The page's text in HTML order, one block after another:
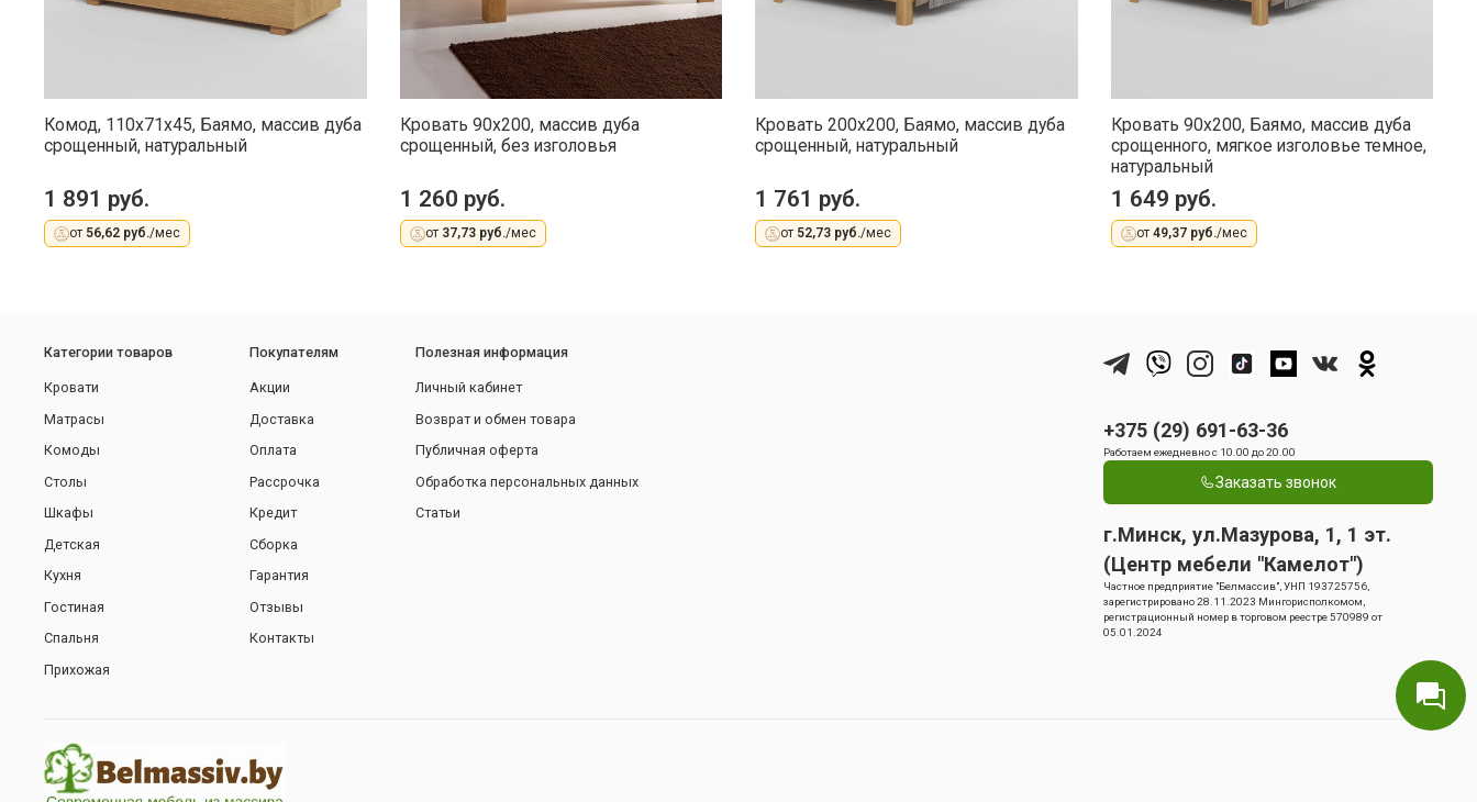
Комод, 110x71x45, Баямо, массив дуба
срощенный, натуральный
1 891 руб.
от 56,62 руб./мес
Кровать 90x200, массив дуба
срощенный, без изголовья
1 260 руб.
от 37,73 руб./мес
Кровать 200x200, Баямо, массив дуба
срощенный, натуральный
1 761 руб.
от 52,73 руб./мес
Кровать 90x200, Баямо, массив дуба
срощенного, мягкое изголовье темное,
натуральный
1 649 руб.
от 49,37 руб./мес
Категории товаров
Кровати
Матрасы
Комоды
Столы
Шкафы
Детская
Кухня
Гостиная
Спальня
Прихожая
Покупателям
Акции
Доставка
Оплата
Рассрочка
Кредит
Сборка
Гарантия
Отзывы
Контакты
Полезная информация
Личный кабинет
Возврат и обмен товара
Публичная оферта
Обработка персональных данных
Статьи
+375 (29) 691-63-36
Работаем ежедневно с 10.00 до 20.00
Заказать звонок
г.Минск, ул.Мазурова, 1, 1 эт.
(Центр мебели "Камелот")
Частное предприятие "Белмассив", УНП 193725756,
зарегистрировано 28.11.2023 Мингорисполкомом,
регистрационный номер в торговом реестре 570989 от
05.01.2024